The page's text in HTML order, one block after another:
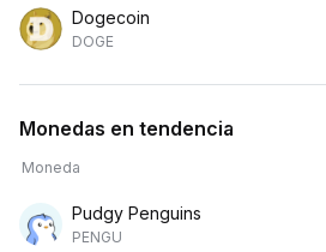
Dogecoin
DOGE
Monedas en tendencia
Moneda
Pudgy Penguins
PENGU